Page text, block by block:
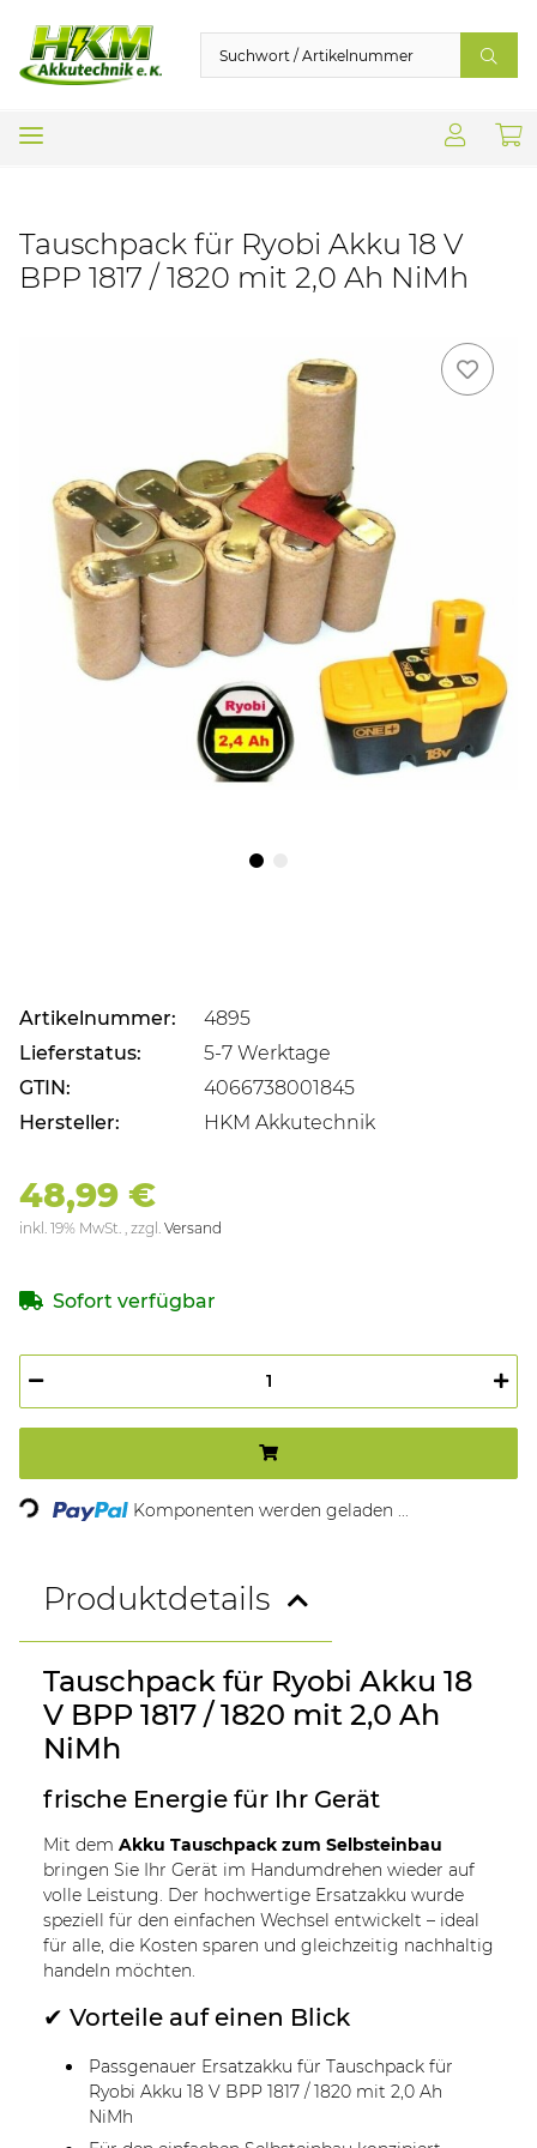
Tauschpack für Ryobi Akku 18 V
BPP 1817 / 1820 mit 2,0 Ah NiMh
Artikelnummer:
4895
Lieferstatus:
5-7 Werktage
GTIN:
4066738001845
Hersteller:
HKM Akkutechnik
48,99 €
inkl. 19% MwSt. , zzgl. Versand
Sofort verfügbar
Loading... Komponenten werden geladen ...
Produktdetails
Tauschpack für Ryobi Akku 18
V BPP 1817 / 1820 mit 2,0 Ah
NiMh
frische Energie für Ihr Gerät
Mit dem Akku Tauschpack zum Selbsteinbau
bringen Sie Ihr Gerät im Handumdrehen wieder auf
volle Leistung. Der hochwertige Ersatzakku wurde
speziell für den einfachen Wechsel entwickelt – ideal
für alle, die Kosten sparen und gleichzeitig nachhaltig
handeln möchten.
✔ Vorteile auf einen Blick
Passgenauer Ersatzakku für Tauschpack für
Ryobi Akku 18 V BPP 1817 / 1820 mit 2,0 Ah
NiMh